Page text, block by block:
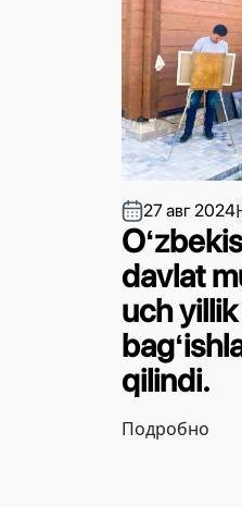
27 авг 2024
davlat
uch
qilindi.
Подробно